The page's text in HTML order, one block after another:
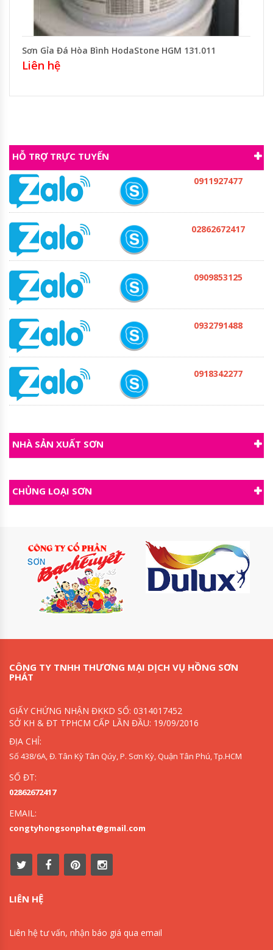
Sơn Gỉa Đá Hòa Bình HodaStone HGM 131.011
Liên hệ
HỖ TRỢ TRỰC TUYẾN
0911927477
02862672417
0909853125
0932791488
0918342277
NHÀ SẢN XUẤT SƠN
CHỦNG LOẠI SƠN
CÔNG TY TNHH THƯƠNG MẠI DỊCH VỤ HỒNG SƠN
PHÁT
GIẤY CHỨNG NHẬN ĐKKD SỐ: 0314017452
SỞ KH & ĐT TPHCM CẤP LẦN ĐẦU: 19/09/2016
ĐỊA CHỈ:
Số 438/6A, Đ. Tân Kỳ Tân Qúy, P. Sơn Kỳ, Quận Tân Phú, Tp.HCM
SỐ ĐT:
02862672417
EMAIL:
congtyhongsonphat@gmail.com
LIÊN HỆ
Liên hệ tư vấn, nhận báo giá qua email